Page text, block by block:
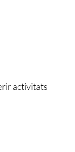
activitats